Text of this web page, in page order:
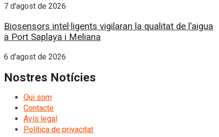
7 d'agost de 2026
Biosensors intel·ligents vigilaran la qualitat de l’aigua
a Port Saplaya i Meliana
6 d'agost de 2026
Nostres Notícies
Qui som
Contacte
Avís legal
Política de privacitat